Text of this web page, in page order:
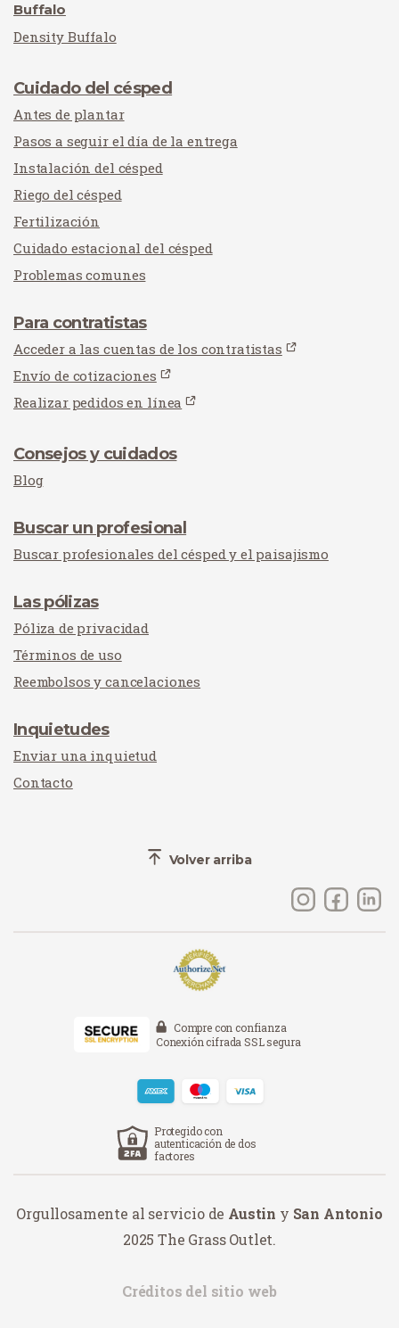
Buffalo
Density Buffalo
Cuidado del césped
Antes de plantar
Pasos a seguir el día de la entrega
Instalación del césped
Riego del césped
Fertilización
Cuidado estacional del césped
Problemas comunes
Para contratistas
Acceder a las cuentas de los contratistas
Envío de cotizaciones
Realizar pedidos en línea
Consejos y cuidados
Blog
Buscar un profesional
Buscar profesionales del césped y el paisajismo
Las pólizas
Póliza de privacidad
Términos de uso
Reembolsos y cancelaciones
Inquietudes
Enviar una inquietud
Contacto
Volver arriba
Compre con confianza
Conexión cifrada SSL segura
Protegido con
autenticación de dos
factores
Orgullosamente al servicio de Austin y San Antonio
2025 The Grass Outlet.
Créditos del sitio web